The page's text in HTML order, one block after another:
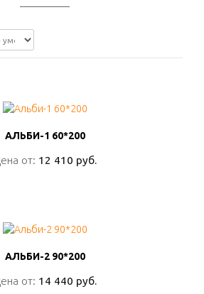
АЛЬБИ-1 60*200
от: 12 410 руб.
АЛЬБИ-1 60*200
от: 12 410 руб.
АЛЬБИ-2 90*200
от: 14 440 руб.
АЛЬБИ-2 90*200
от: 14 440 руб.